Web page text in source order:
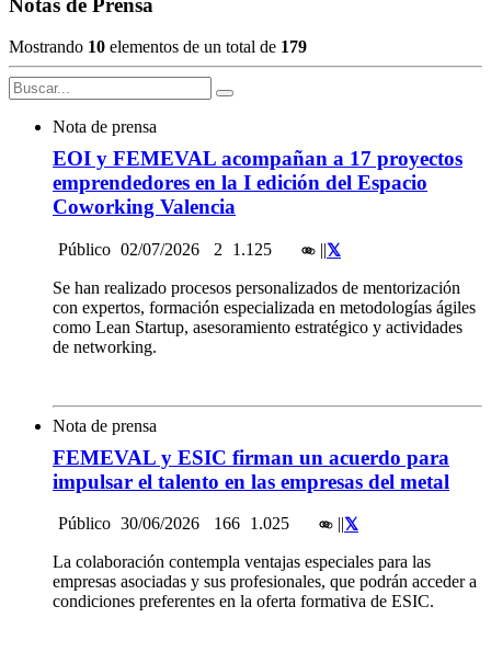
Mostrando 10 elementos de un total de 179
Nota de prensa
EOI y FEMEVAL acompañan a 17 proyectos
emprendedores en la I edición del Espacio
Coworking Valencia
Público 02/07/2026 2 1.125 ||
Se han realizado procesos personalizados de mentorización
con expertos, formación especializada en metodologías ágiles
como Lean Startup, asesoramiento estratégico y actividades
de networking.
Nota de prensa
FEMEVAL y ESIC firman un acuerdo para
impulsar el talento en las empresas del metal
Público 30/06/2026 166 1.025 ||
La colaboración contempla ventajas especiales para las
empresas asociadas y sus profesionales, que podrán acceder a
condiciones preferentes en la oferta formativa de ESIC.